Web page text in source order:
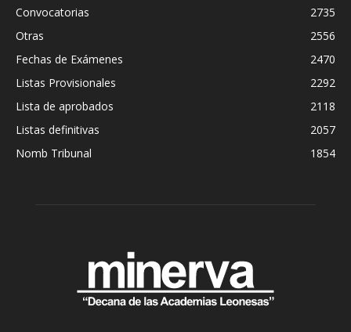
Convocatorias
2735
Otras
2556
Fechas de Exámenes
2470
Listas Provisionales
2292
Lista de aprobados
2118
Listas definitivas
2057
Nomb Tribunal
1854